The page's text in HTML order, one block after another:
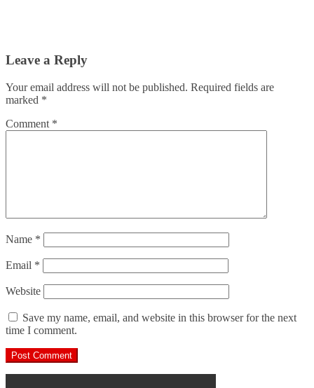
Leave a Reply
Your email address will not be published. Required fields are
marked *
Comment *
Name *
Email *
Website
Save my name, email, and website in this browser for the next
time I comment.